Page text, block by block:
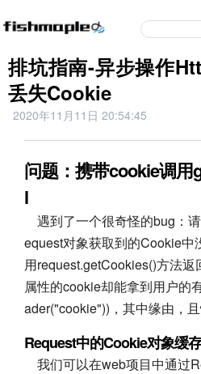
排坑指南-异步操作
丢失Cookie
2020年11月11日 20:54:45
问题：携带cookie调
l
遇到了一个很奇怪的bug：
equest对象获取到的Cookie中
用request.getCookies()方法
属性的cookie却能拿到用户的
ader("cookie"))，其中缘由，且
Request中的Cookie对象缓存
我们可以在web项目中通过